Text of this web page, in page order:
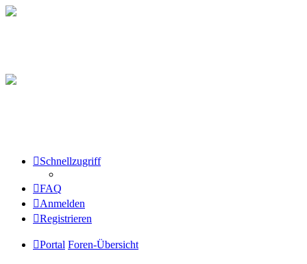
Schnellzugriff
FAQ
Anmelden
Registrieren
Portal Foren-Übersicht